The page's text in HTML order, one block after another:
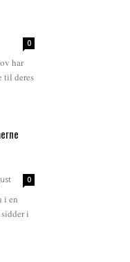
0
har
til deres
0
i en
i